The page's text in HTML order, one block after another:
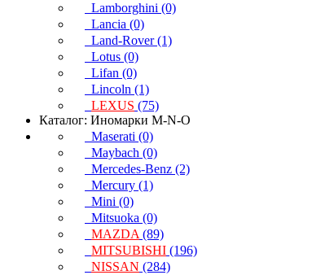
Lamborghini (0)
Lancia (0)
Land-Rover (1)
Lotus (0)
Lifan (0)
Lincoln (1)
LEXUS (75)
Каталог: Иномарки M-N-O
Maserati (0)
Maybach (0)
Mercedes-Benz (2)
Mercury (1)
Mini (0)
Mitsuoka (0)
MAZDA (89)
MITSUBISHI (196)
NISSAN (284)